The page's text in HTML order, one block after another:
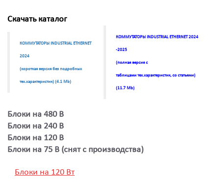
Скачать каталог
КОММУТАТОРЫ INDUSTRIAL ETHERNET
2024
(короткая версия без подробных
тех.характеристик) (4.1 Mb)
КОММУТАТОРЫ INDUSTRIAL ETHERNET 2024
-2025
(полная версия с
таблицами тех.характеристик, со статьями)
(11.7 Mb)
Блоки на 480 В
Блоки на 240 В
Блоки на 120 В
Блоки на 75 В (снят с производства)
Блоки на 120 Вт